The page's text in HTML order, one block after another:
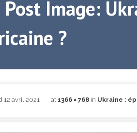
Post Image:
?
12 avril 2021 at 1366 × 768 in Ukraine :